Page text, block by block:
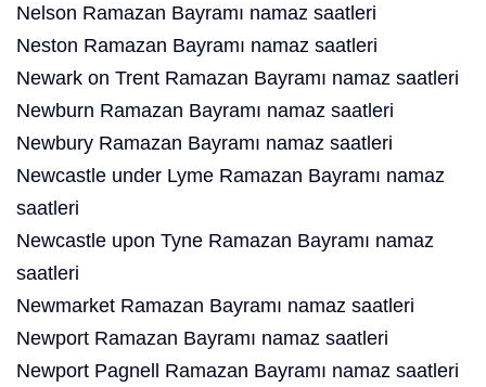
Nelson Ramazan Bayramı namaz saatleri
Neston Ramazan Bayramı namaz saatleri
Newark on Trent Ramazan Bayramı namaz saatleri
Newburn Ramazan Bayramı namaz saatleri
Newbury Ramazan Bayramı namaz saatleri
Newcastle under Lyme Ramazan Bayramı namaz
saatleri
Newcastle upon Tyne Ramazan Bayramı namaz
saatleri
Newmarket Ramazan Bayramı namaz saatleri
Newport Ramazan Bayramı namaz saatleri
Newport Pagnell Ramazan Bayramı namaz saatleri